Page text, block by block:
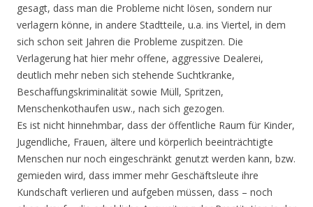
gesagt, dass man die Probleme nicht lösen, sondern nur
verlagern könne, in andere Stadtteile, u.a. ins Viertel, in dem
sich schon seit Jahren die Probleme zuspitzen. Die
Verlagerung hat hier mehr offene, aggressive Dealerei,
deutlich mehr neben sich stehende Suchtkranke,
Beschaffungskriminalität sowie Müll, Spritzen,
Menschenkothaufen usw., nach sich gezogen.
Es ist nicht hinnehmbar, dass der öffentliche Raum für Kinder,
Jugendliche, Frauen, ältere und körperlich beeinträchtigte
Menschen nur noch eingeschränkt genutzt werden kann, bzw.
gemieden wird, dass immer mehr Geschäftsleute ihre
Kundschaft verlieren und aufgeben müssen, dass – noch